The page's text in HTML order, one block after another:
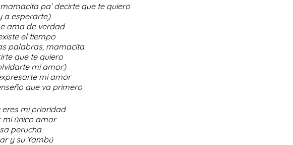
pa’ decirte que te quiero
a esperarte)
ama de verdad
el tiempo
palabras, mamacita
que te quiero
mi amor)
mi amor
que va primero
eres mi prioridad
mi único amor
perucha
y su Yambú